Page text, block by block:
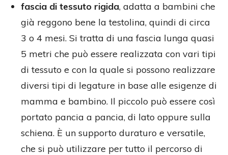
fascia di tessuto rigida, adatta a bambini che
già reggono bene la testolina, quindi di circa
3 o 4 mesi. Si tratta di una fascia lunga quasi
5 metri che può essere realizzata con vari tipi
di tessuto e con la quale si possono realizzare
diversi tipi di legature in base alle esigenze di
mamma e bambino. Il piccolo può essere così
portato pancia a pancia, di lato oppure sulla
schiena. È un supporto duraturo e versatile,
che si può utilizzare per tutto il percorso di